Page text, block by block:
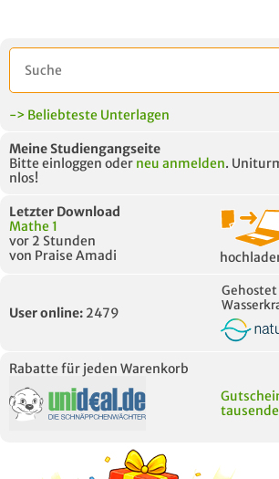
-> Beliebteste Unterlagen
Meine Studiengangseite
Bitte einloggen oder neu anmelden.
nlos!
Letzter Download
Mathe 1
vor 2 Stunden
von Praise Amadi
User online: 2479
Rabatte für jeden Warenkorb